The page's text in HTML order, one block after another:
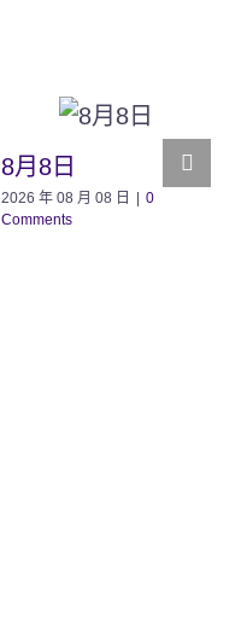
8月8日
2026 年 08 月 08 日
0
Comments